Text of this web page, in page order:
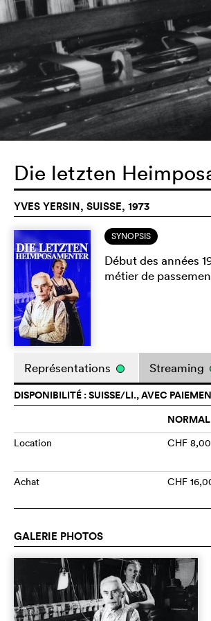
Die letzten
YVES YERSIN, SUISSE, 1973
SYNOPSIS
Début des années
métier de
Représentations Streaming
DISPONIBILITÉ : SUISSE/LI., AVEC
NORMAL
Location CHF 8,00
Achat CHF
GALERIE PHOTOS